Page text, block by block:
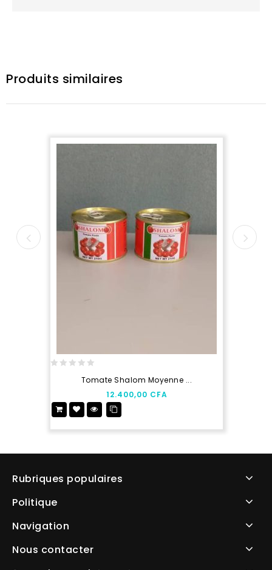
Produits similaires
5
Tomate Shalom Moyenne ...
12.400,00 CFA
Rubriques populaires
Politique
Navigation
Nous contacter